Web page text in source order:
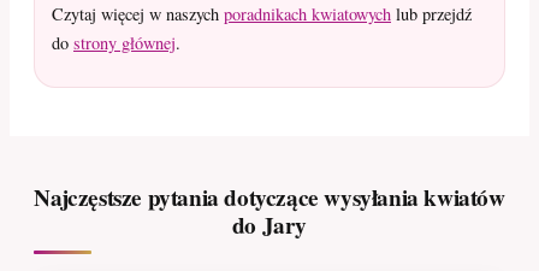
Czytaj więcej w naszych poradnikach kwiatowych lub przejdź
do strony głównej.
Najczęstsze pytania dotyczące wysyłania kwiatów
do Jary